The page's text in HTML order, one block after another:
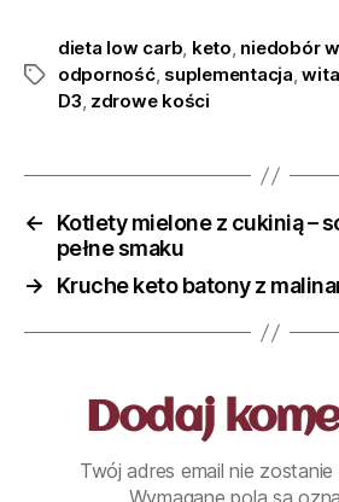
dieta low carb, keto, niedobór
odporność, suplementacja,
D3, zdrowe kości
←
Kotlety mielone z cukinią –
pełne smaku
→
Kruche keto batony z
Dodaj
Twój adres email nie